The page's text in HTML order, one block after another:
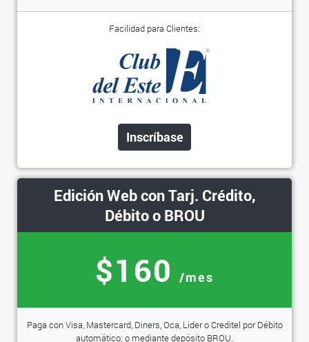
Facilidad para Clientes:
Inscríbase
Edición Web con Tarj. Crédito,
Débito o BROU
$160 /mes
Paga con Visa, Mastercard, Diners, Oca, Lider o Creditel por Débito
automático; o mediante depósito BROU.